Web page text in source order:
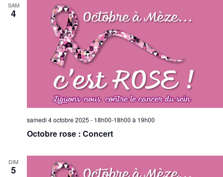
SAM
4
Octobre rose : Concert
samedi 4 octobre 2025 - 18h00-18h00 à 19h00
DIM
5